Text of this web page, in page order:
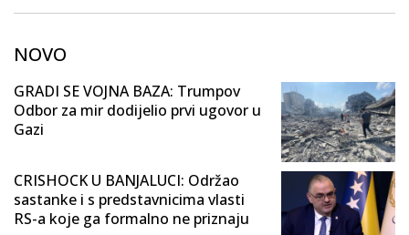
NOVO
GRADI SE VOJNA BAZA: Trumpov
Odbor za mir dodijelio prvi ugovor u
Gazi
CRISHOCK U BANJALUCI: Održao
sastanke i s predstavnicima vlasti
RS-a koje ga formalno ne priznaju